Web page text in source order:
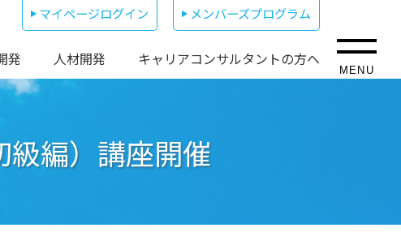
マイページログイン メンバーズプログラム
発 人材開発 キャリアコンサルタントの方へ
MENU
編）講座開催